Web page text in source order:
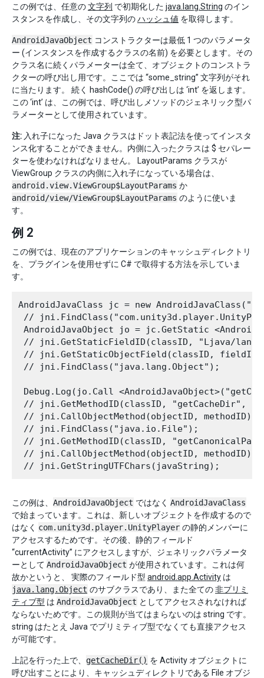
この例では、任意の文字列 で初期化した java.lang.String のイン
スタンスを作成し、その文字列のハッシュ値 を取得します。
AndroidJavaObject コンストラクターは最低 1 つのパラメータ
ー (インスタンスを作成するクラスの名前) を必要とします。その
クラス名に続くパラメーターは全て、オブジェクトのコンストラ
クターの呼び出し用です。ここでは “some_string” 文字列がそれ
に当たります。 続く hashCode() の呼び出しは ‘int’ を返します。
この ‘int’ は、この例では、呼び出しメソッドのジェネリック型パ
ラメーターとして使用されています。
注: 入れ子になった Java クラスはドット表記法を使ってインスタ
ンス化することができません。内側に入ったクラスは $ セパレー
ターを使わなければなりません。 LayoutParams クラスが
ViewGroup クラスの内側に入れ子になっている場合は、
android.view.ViewGroup$LayoutParams か
android/view/ViewGroup$LayoutParams のように使いま
す。
例 2
この例では、現在のアプリケーションのキャッシュディレクトリ
を、プラグインを使用せずに C# で取得する方法を示していま
す。
AndroidJavaClass jc = new
//
AndroidJavaObject jo = jc.GetStatic
// jni.GetStaticFieldID(classID, "Ljava/
// jni.GetStaticObjectField(classID,
// jni.FindClass("java.lang.Object");
Debug.Log(jo.Call
// jni.GetMethodID(classID, "getCacheDir",
// jni.CallObjectMethod(objectID, methodID);
// jni.FindClass("java.io.File");
// jni.GetMethodID(classID,
// jni.CallObjectMethod(objectID, methodID);
この例は、 AndroidJavaObject ではなく AndroidJavaClass
で始まっています。これは、新しいオブジェクトを作成するので
はなく com.unity3d.player.UnityPlayer の静的メンバーに
アクセスするためです。その後、静的フィールド
“currentActivity” にアクセスしますが、ジェネリックパラメータ
ーとして AndroidJavaObject が使用されています。これは何
故かというと、 実際のフィールド型 android.app.Activity は
java.lang.Object のサブクラスであり、また全ての非プリミ
ティブ型 は AndroidJavaObject としてアクセスされなければ
ならないためです。この規則が当てはまらないのは string です。
string はたとえ Java でプリミティブ型でなくても直接アクセス
が可能です。
上記を行った上で、 getCacheDir() を Activity オブジェクトに
呼び出すことにより、キャッシュディレクトリである File オブジ